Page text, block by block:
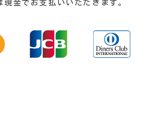
金でお支払いいただきます。